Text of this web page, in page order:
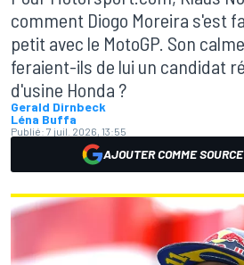
comment Diogo Moreira s'est
petit avec le MotoGP. Son
feraient-ils de lui un candidat
d'usine Honda ?
Gerald Dirnbeck
Léna Buffa
Publié: 7 juil. 2026, 13:55
AJOUTER COMME